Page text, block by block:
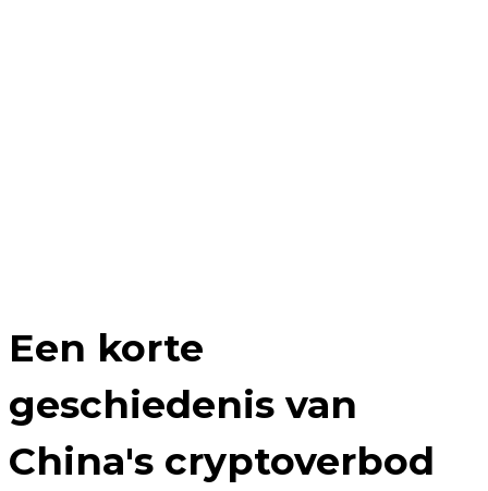
Een korte
geschiedenis van
China's cryptoverbod